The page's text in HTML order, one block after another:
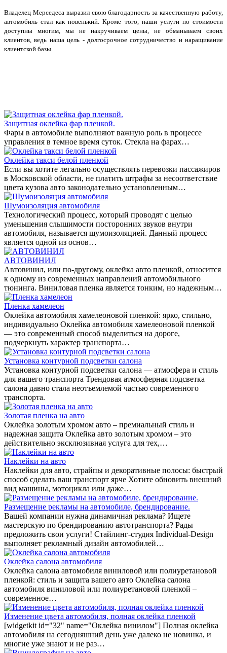
Владелец Мерседеса выразил свою благодарность за качественную работу,
автомобиль стал как новенький. Кроме того, наши услуги по стоимости
доступны многим, мы не накручиваем цены, не обманываем своих
клиентов, ведь наша цель - долгосрочное сотрудничество и наращивание
клиентской базы.
Защитная оклейка фар пленкой.
Фары в автомобиле выполняют важную роль в процессе
управления в темное время суток. Стекла на фарах…
Оклейка такси белой пленкой
Если вы хотите легально осуществлять перевозки пассажиров
в Московской области, не платить штрафы за несоответствие
цвета кузова авто законодательно установленным…
Шумоизоляция автомобиля
Технологический процесс, который проводят с целью
уменьшения слышимости посторонних звуков внутри
автомобиля, называется шумоизоляцией. Данный процесс
является одной из основ…
АВТОВИНИЛ
Автовинил, или по-другому, оклейка авто пленкой, относится
к одному из современных направлений автомобильного
тюнинга. Виниловая пленка является тонким, но надежным…
Пленка хамелеон
Оклейка автомобиля хамелеоновой пленкой: ярко, стильно,
индивидуально Оклейка автомобиля хамелеоновой пленкой
— это современный способ выделиться на дороге,
подчеркнуть характер транспорта…
Установка контурной подсветки салона
Установка контурной подсветки салона — атмосфера и стиль
для вашего транспорта Трендовая атмосферная подсветка
салона давно стала неотъемлемой частью современного
транспорта.
Золотая пленка на авто
Оклейка золотым хромом авто – премиальный стиль и
надежная защита Оклейка авто золотым хромом – это
действительно эксклюзивная услуга для тех,…
Наклейки на авто
Наклейки для авто, страйпы и декоративные полосы: быстрый
способ сделать ваш транспорт ярче Хотите обновить внешний
вид машины, мотоцикла или даже…
Размещение рекламы на автомобиле, брендирование.
Вашей компании нужна динамичная реклама? Ищете
мастерскую по брендированию автотранспорта? Рады
предложить свои услуги! Стайлинг-студия Individual-Design
выполняет рекламный дизайн автомобилей…
Оклейка салона автомобиля
Оклейка салона автомобиля виниловой или полиуретановой
пленкой: стиль и защита вашего авто Оклейка салона
автомобиля виниловой или полиуретановой пленкой –
современное…
Изменение цвета автомобиля, полная оклейка пленкой
[widgetkit id="32" name="Оклейка винилом"] Полная оклейка
автомобиля на сегодняшний день уже далеко не новинка, и
многие уже знают и не раз…